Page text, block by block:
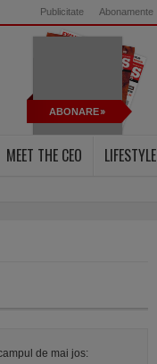
Publicitate Abonamente
ABONARE
MEET THE CEO LIFESTYLE
de mai jos: